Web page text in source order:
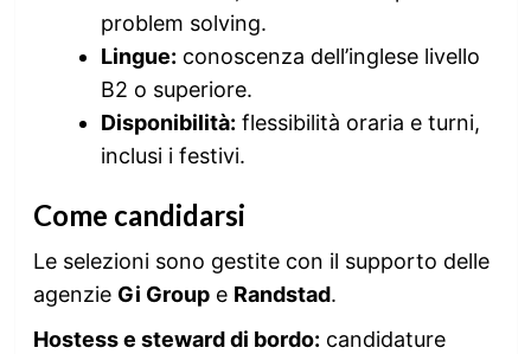
problem solving.
Lingue: conoscenza dell’inglese livello
B2 o superiore.
Disponibilità: flessibilità oraria e turni,
inclusi i festivi.
Come candidarsi
Le selezioni sono gestite con il supporto delle
agenzie Gi Groupe Randstad.
Hostess e steward di bordo: candidature